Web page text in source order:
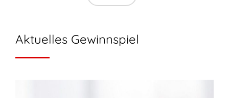
Aktuelles Gewinnspiel